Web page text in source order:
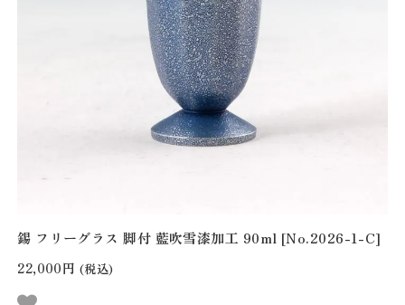
錫 フリーグラス 脚付 藍吹雪漆加工 90ml [No.2026-1-C]
22,000円 (税込)